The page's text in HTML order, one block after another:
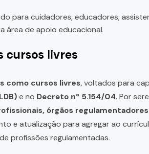
para cuidadores, educadores,
área de apoio educacional.
cursos livres
como cursos livres, voltados para
e no Decreto nº 5.154/04. Por
órgãos
e atualização para agregar ao
profissões regulamentadas.